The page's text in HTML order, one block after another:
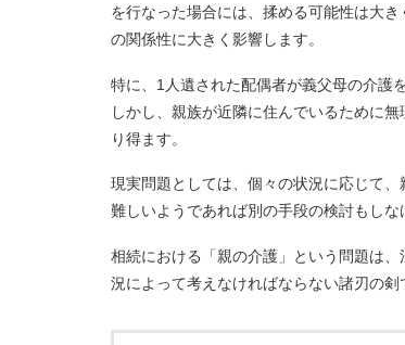
を行なった場合には、揉める可能性は大
の関係性に大きく影響します。
特に、1人遺された配偶者が義父母の介護
しかし、親族が近隣に住んでいるために
り得ます。
現実問題としては、個々の状況に応じて
難しいようであれば別の手段の検討もしな
相続における「親の介護」という問題は
況によって考えなければならない諸刃の剣